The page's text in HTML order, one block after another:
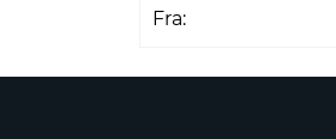
Fra: